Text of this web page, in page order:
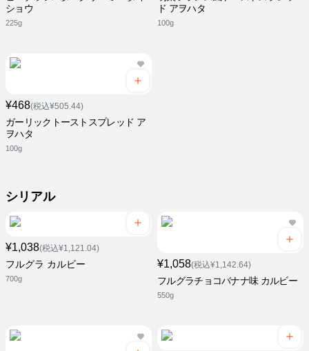
ショウ
225g
ド アヲハタ
100g
¥468(税込¥505.44)
ガーリックトーストスプレッド ア
ヲハタ
100g
シリアル
¥1,038(税込¥1,121.04)
フルグラ カルビー
700g
¥1,058(税込¥1,142.64)
フルグラチョコバナナ味 カルビー
550g